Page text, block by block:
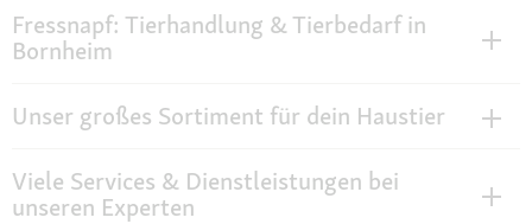
Fressnapf: Tierhandlung & Tierbedarf in
Bornheim
Unser großes Sortiment für dein Haustier
Viele Services & Dienstleistungen bei
unseren Experten